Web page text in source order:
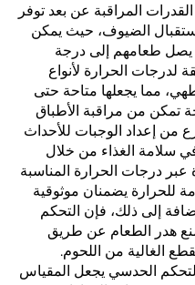
المراقبة عن بعد توفر
استقبال الضيوف، حيث يمكن
يصل طعامهم إلى درجة
لدرجات الحرارة لأنواع
مما يجعلها متاحة حتى
تمكن من مراقبة الأطباق
من إعداد الوجبات للأحداث
سلامة الغذاء من خلال
عبر درجات الحرارة المناسبة
للحرارة يضمنان موثوقية
إلى ذلك، فإن التحكم
هدر الطعام عن طريق
الغالية من اللحوم.
الحدسي يجعل المقياس